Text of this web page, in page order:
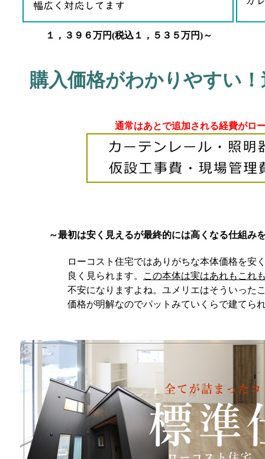
１，３９６万円(税込１，５３５万円)～
購入価格がわかりやすい
通常はあとで追加される経費がロ
～最初は安く見えるが最終的には高くなる仕組みをユ
ローコスト住宅ではありがちな本体価格を安く見せ
良く見られます。
この本体は実はあれもこれ
不安になりますよね。ユメリエはそういったことは
価格が明解なのでパットみていくらで建てられるか